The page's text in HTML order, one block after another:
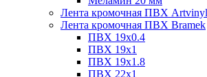
Лента кромочная ПВХ Artvinyl
Лента кромочная ПВХ Bramek
ПВХ 19x0.4
ПВХ 19х1
ПВХ 19х1.8
ПВХ 22х1